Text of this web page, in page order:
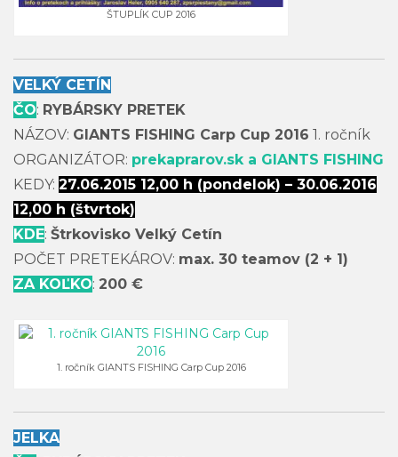
ŠTUPLÍK CUP 2016
VELKÝ CETÍN
ČO: RYBÁRSKY PRETEK
NÁZOV: GIANTS FISHING Carp Cup 2016 1. ročník
ORGANIZÁTOR: prekaprarov.sk a GIANTS FISHING
KEDY: 27.06.2015 12,00 h (pondelok) – 30.06.2016
12,00 h (štvrtok)
KDE: Štrkovisko Velký Cetín
POČET PRETEKÁROV: max. 30 teamov (2 + 1)
ZA KOĽKO: 200 €
1. ročník GIANTS FISHING Carp Cup 2016
JELKA